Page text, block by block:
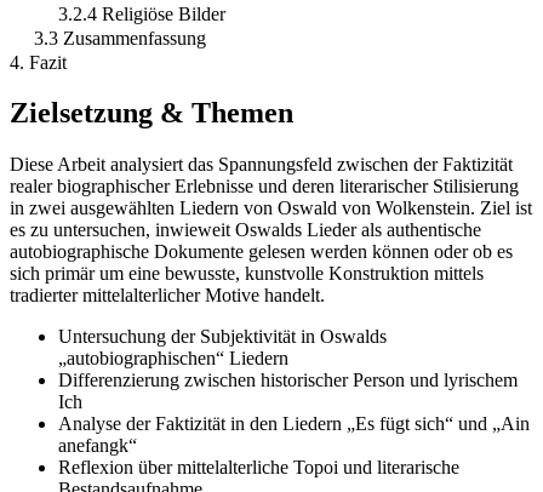
3.2.4 Religiöse Bilder
3.3 Zusammenfassung
4. Fazit
Zielsetzung & Themen
Diese Arbeit analysiert das Spannungsfeld zwischen der Faktizität
realer biographischer Erlebnisse und deren literarischer Stilisierung
in zwei ausgewählten Liedern von Oswald von Wolkenstein. Ziel ist
es zu untersuchen, inwieweit Oswalds Lieder als authentische
autobiographische Dokumente gelesen werden können oder ob es
sich primär um eine bewusste, kunstvolle Konstruktion mittels
tradierter mittelalterlicher Motive handelt.
Untersuchung der Subjektivität in Oswalds
„autobiographischen“ Liedern
Differenzierung zwischen historischer Person und lyrischem
Ich
Analyse der Faktizität in den Liedern „Es fügt sich“ und „Ain
anefangk“
Reflexion über mittelalterliche Topoi und literarische